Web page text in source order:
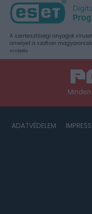
A szerkesztőségi anyagok
amelyet a szoftver
Hirdetés
ADATVÉDELEM